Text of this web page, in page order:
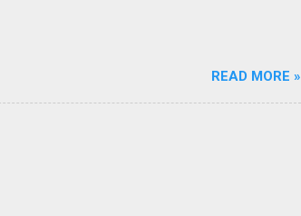
READ MORE »